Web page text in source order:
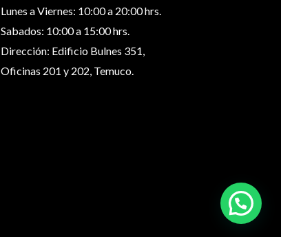
Lunes a Viernes: 10:00 a 20:00 hrs.
Sabados: 10:00 a 15:00 hrs.
Dirección: Edificio Bulnes 351,
Oficinas 201 y 202, Temuco.